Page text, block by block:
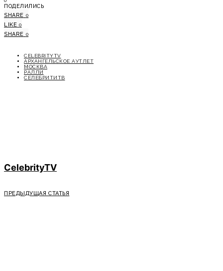
ПОДЕЛИЛИСЬ
SHARE 0
LIKE 0
SHARE 0
CELEBRITYTV
АРХАНГЕЛЬСКОЕ АУТЛЕТ
МОСКВА
РАЛЛИ
СЕЛЕБРИТИТВ
CelebrityTV
ПРЕДЫДУЩАЯ СТАТЬЯ